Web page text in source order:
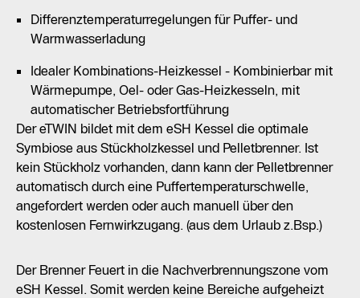
Differenztemperaturregelungen für Puffer- und
Warmwasserladung
Idealer Kombinations-Heizkessel - Kombinierbar mit
Wärmepumpe, Oel- oder Gas-Heizkesseln, mit
automatischer Betriebsfortführung
Der eTWIN bildet mit dem eSH Kessel die optimale
Symbiose aus Stückholzkessel und Pelletbrenner. Ist
kein Stückholz vorhanden, dann kann der Pelletbrenner
automatisch durch eine Puffertemperaturschwelle,
angefordert werden oder auch manuell über den
kostenlosen Fernwirkzugang. (aus dem Urlaub z.Bsp.)
Der Brenner Feuert in die Nachverbrennungszone vom
eSH Kessel. Somit werden keine Bereiche aufgeheizt